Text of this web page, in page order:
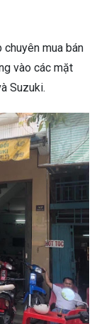
mua bán
vào các mặt
Suzuki.